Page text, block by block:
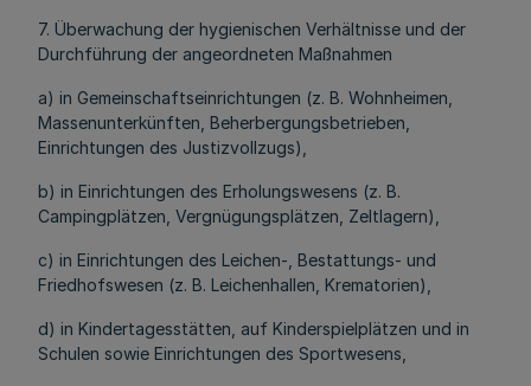
7. Überwachung der hygienischen Verhältnisse und der
Durchführung der angeordneten Maßnahmen
a) in Gemeinschaftseinrichtungen (z. B. Wohnheimen,
Massenunterkünften, Beherbergungsbetrieben,
Einrichtungen des Justizvollzugs),
b) in Einrichtungen des Erholungswesens (z. B.
Campingplätzen, Vergnügungsplätzen, Zeltlagern),
c) in Einrichtungen des Leichen-, Bestattungs- und
Friedhofswesen (z. B. Leichenhallen, Krematorien),
d) in Kindertagesstätten, auf Kinderspielplätzen und in
Schulen sowie Einrichtungen des Sportwesens,